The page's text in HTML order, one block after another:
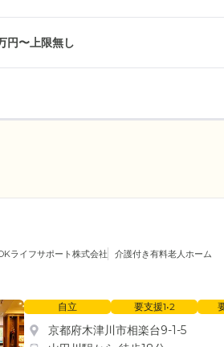
円〜上限無し
ライフサポート株式会社 介護付き有料老人ホーム
自立 要支援1•2
京都府木津川市相楽台9-1-5